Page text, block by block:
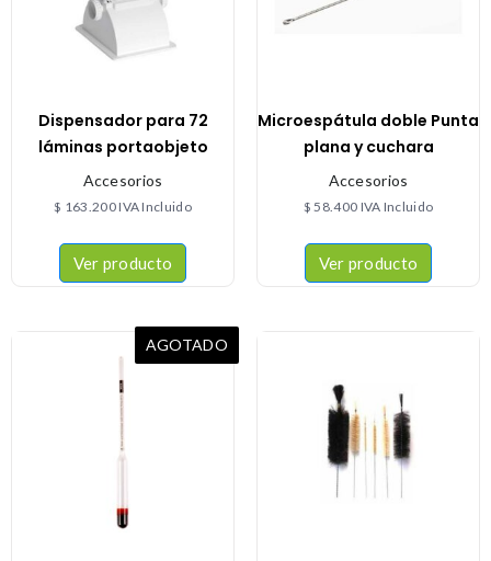
Dispensador para 72
láminas portaobjeto
Accesorios
$ 163.200IVA Incluido
Ver producto
Microespátula doble Punta
plana y cuchara
Accesorios
$ 58.400 IVA Incluido
Ver producto
AGOTADO